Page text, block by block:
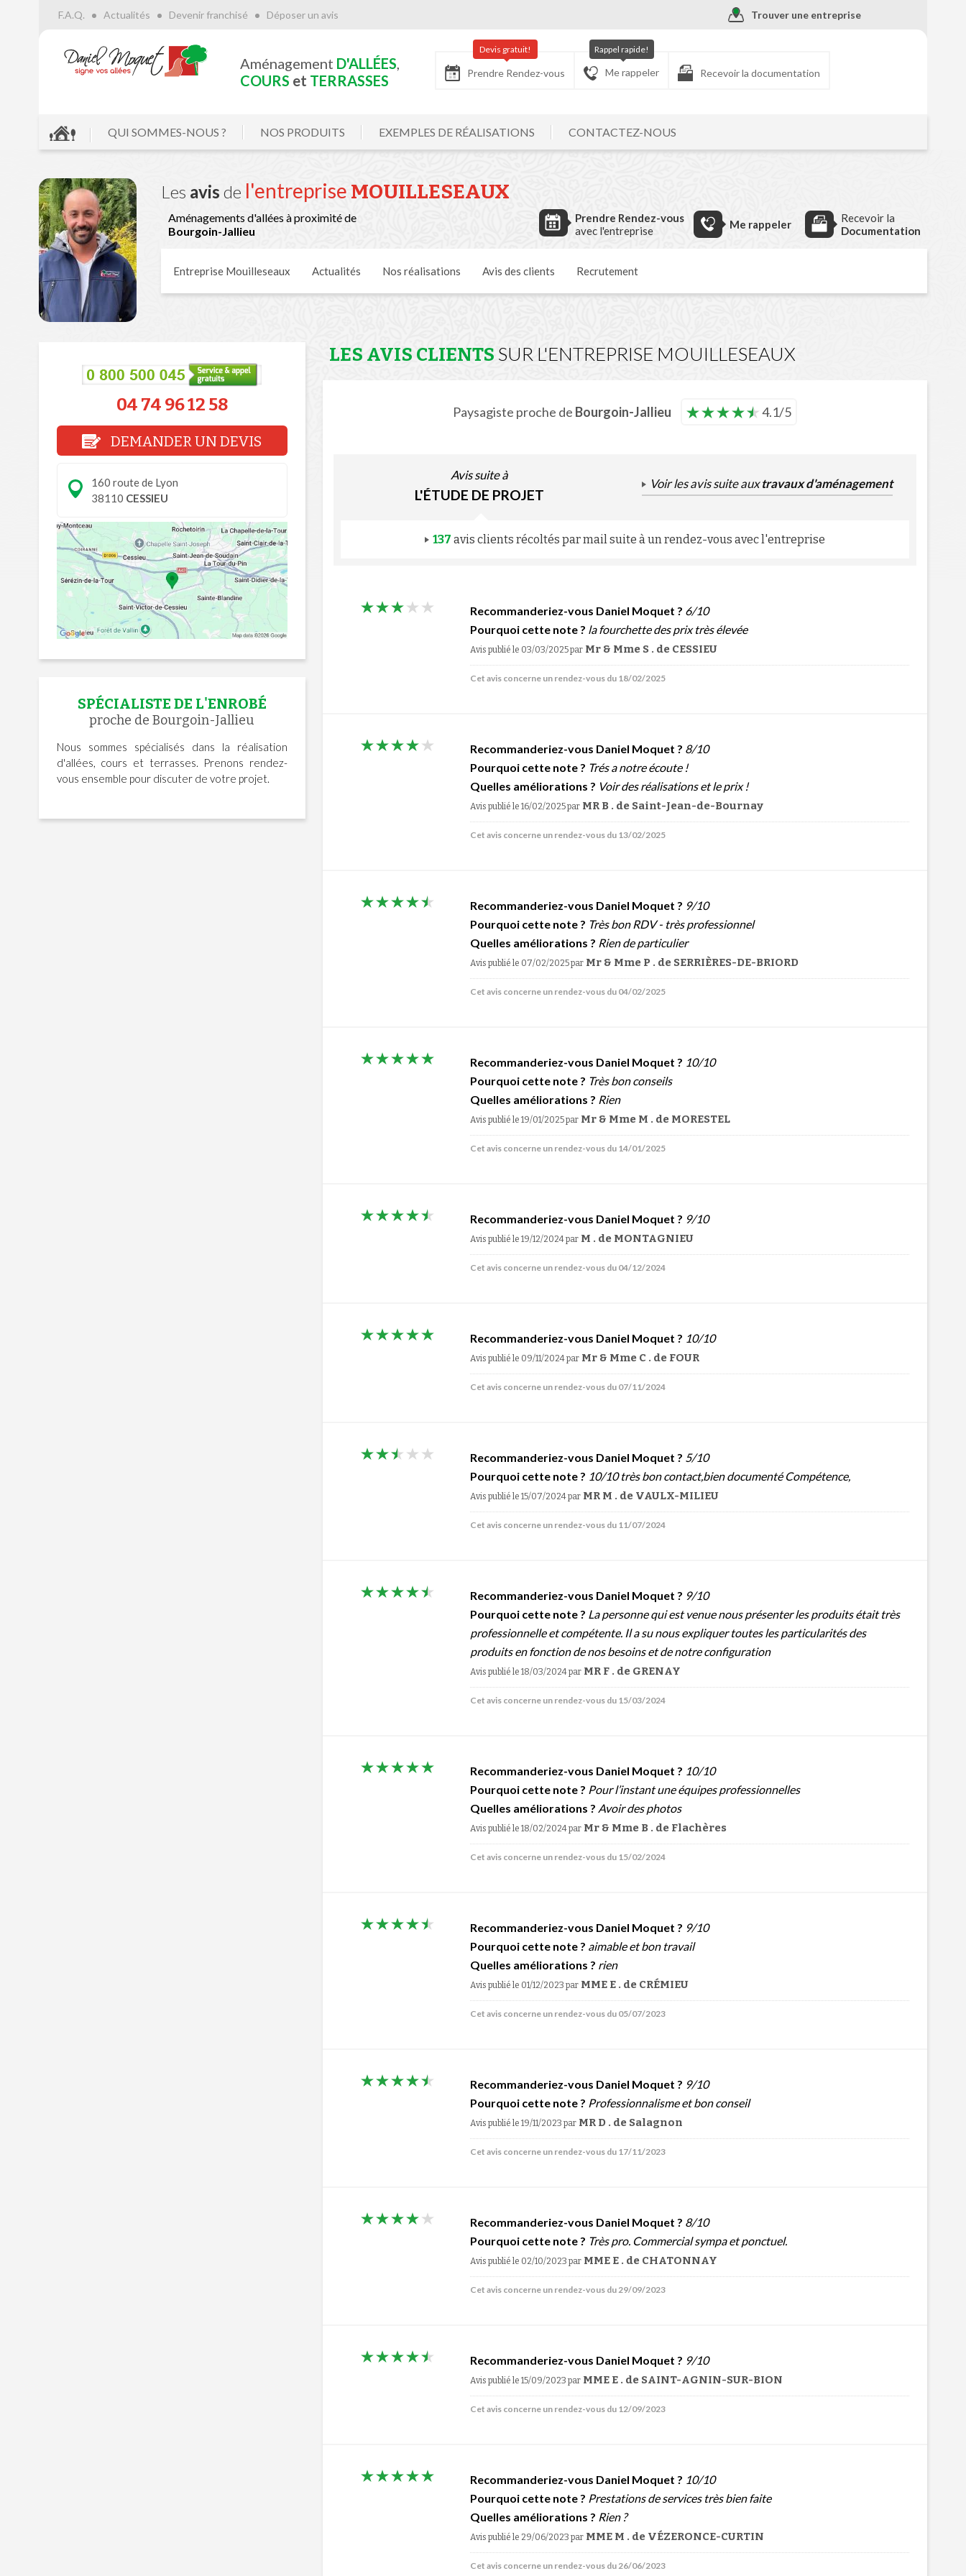
Trouver une entreprise
F.A.Q. Actualités Devenir franchisé Déposer un avis
Aménagement D'ALLÉES,
COURS et TERRASSES Prendre Rendez-vous
Devis gratuit!
Me rappeler
Rappel rapide!
Recevoir la documentation
QUI SOMMES-NOUS ? NOS PRODUITS EXEMPLES DE RÉALISATIONS CONTACTEZ-NOUS
Les avis de l'entreprise MOUILLESEAUX
Aménagements d'allées à proximité de
Bourgoin-Jallieu
Prendre Rendez-vous
avec l'entreprise
Me rappeler
Recevoir la
Documentation
Entreprise Mouilleseaux Actualités Nos réalisations Avis des clients Recrutement
04 74 96 12 58
DEMANDER UN DEVIS
160 route de Lyon
38110 CESSIEU
SPÉCIALISTE DE L'ENROBÉ
proche de Bourgoin-Jallieu
Nous sommes spécialisés dans la réalisation
d'allées, cours et terrasses. Prenons rendez-
vous ensemble pour discuter de votre projet.
LES AVIS CLIENTS SUR L'ENTREPRISE MOUILLESEAUX
Paysagiste proche de Bourgoin-Jallieu 4.1/5
Avis suite à
L'ÉTUDE DE PROJET
Voir les avis suite auxtravaux d'aménagement
137 avis clients récoltés par mail suite à un rendez-vous avec l'entreprise
Recommanderiez-vous Daniel Moquet ? 6/10
Pourquoi cette note ? la fourchette des prix très élevée
Avis publié le 03/03/2025par Mr & Mme S . de CESSIEU
Cet avis concerne un rendez-vous du 18/02/2025
Recommanderiez-vous Daniel Moquet ? 8/10
Pourquoi cette note ? Trés a notre écoute !
Quelles améliorations ? Voir des réalisations et le prix !
Avis publié le 16/02/2025par MR B . de Saint-Jean-de-Bournay
Cet avis concerne un rendez-vous du 13/02/2025
Recommanderiez-vous Daniel Moquet ? 9/10
Pourquoi cette note ? Très bon RDV - très professionnel
Quelles améliorations ? Rien de particulier
Avis publié le 07/02/2025par Mr & Mme P . de SERRIÈRES-DE-BRIORD
Cet avis concerne un rendez-vous du 04/02/2025
Recommanderiez-vous Daniel Moquet ? 10/10
Pourquoi cette note ? Très bon conseils
Quelles améliorations ? Rien
Avis publié le 19/01/2025par Mr & Mme M . de MORESTEL
Cet avis concerne un rendez-vous du 14/01/2025
Recommanderiez-vous Daniel Moquet ? 9/10
Avis publié le 19/12/2024par M . de MONTAGNIEU
Cet avis concerne un rendez-vous du 04/12/2024
Recommanderiez-vous Daniel Moquet ? 10/10
Avis publié le 09/11/2024par Mr & Mme C . de FOUR
Cet avis concerne un rendez-vous du 07/11/2024
Recommanderiez-vous Daniel Moquet ? 5/10
Pourquoi cette note ? 10/10 très bon contact,bien documenté Compétence,
Avis publié le 15/07/2024par MR M . de VAULX-MILIEU
Cet avis concerne un rendez-vous du 11/07/2024
Recommanderiez-vous Daniel Moquet ? 9/10
Pourquoi cette note ? La personne qui est venue nous présenter les produits était très
professionnelle et compétente. Il a su nous expliquer toutes les particularités des
produits en fonction de nos besoins et de notre configuration
Avis publié le 18/03/2024par MR F . de GRENAY
Cet avis concerne un rendez-vous du 15/03/2024
Recommanderiez-vous Daniel Moquet ? 10/10
Pourquoi cette note ? Pour l’instant une équipes professionnelles
Quelles améliorations ? Avoir des photos
Avis publié le 18/02/2024par Mr & Mme B . de Flachères
Cet avis concerne un rendez-vous du 15/02/2024
Recommanderiez-vous Daniel Moquet ? 9/10
Pourquoi cette note ? aimable et bon travail
Quelles améliorations ? rien
Avis publié le 01/12/2023 par MME E . de CRÉMIEU
Cet avis concerne un rendez-vous du 05/07/2023
Recommanderiez-vous Daniel Moquet ? 9/10
Pourquoi cette note ? Professionnalisme et bon conseil
Avis publié le 19/11/2023 par MR D . de Salagnon
Cet avis concerne un rendez-vous du 17/11/2023
Recommanderiez-vous Daniel Moquet ? 8/10
Pourquoi cette note ? Très pro. Commercial sympa et ponctuel.
Avis publié le 02/10/2023 par MME E . de CHATONNAY
Cet avis concerne un rendez-vous du 29/09/2023
Recommanderiez-vous Daniel Moquet ? 9/10
Avis publié le 15/09/2023 par MME E . de SAINT-AGNIN-SUR-BION
Cet avis concerne un rendez-vous du 12/09/2023
Recommanderiez-vous Daniel Moquet ? 10/10
Pourquoi cette note ? Prestations de services très bien faite
Quelles améliorations ? Rien ?
Avis publié le 29/06/2023 par MME M . de VÉZERONCE-CURTIN
Cet avis concerne un rendez-vous du 26/06/2023